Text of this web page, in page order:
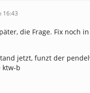
16:43
die Frage. Fix noch
jetzt, funzt der
ktw-b